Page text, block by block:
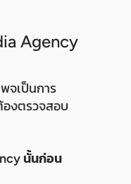
Agency
จเป็นการ
งตรวจสอบ
นั้นก่อน